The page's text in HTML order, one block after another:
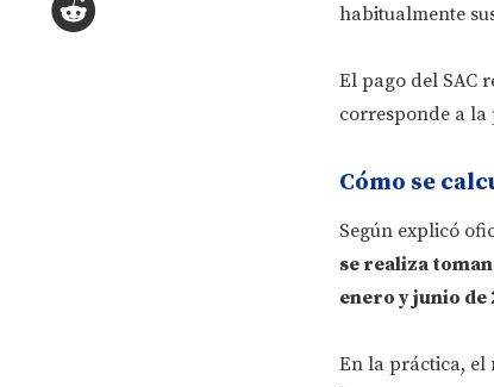
habitualmente
El pago del SAC
corresponde a
Cómo se
Según explicó
se realiza
enero y junio de
En la práctica, el